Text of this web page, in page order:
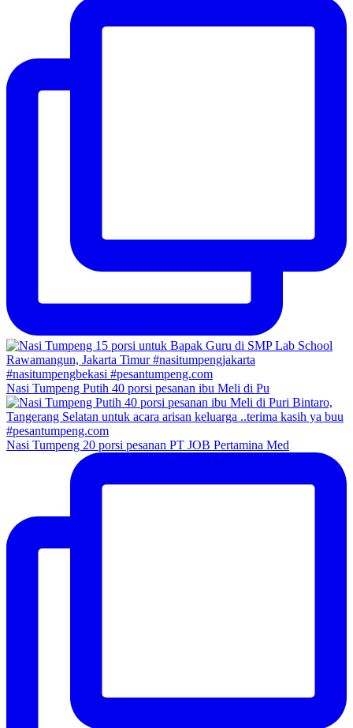
Nasi Tumpeng Putih 40 porsi pesanan ibu Meli di Pu
Nasi Tumpeng 20 porsi pesanan PT JOB Pertamina Med